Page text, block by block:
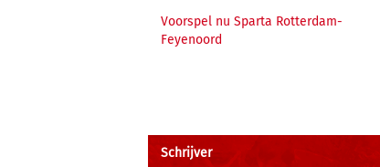
Voorspel nu Sparta Rotterdam-
Feyenoord
Schrijver